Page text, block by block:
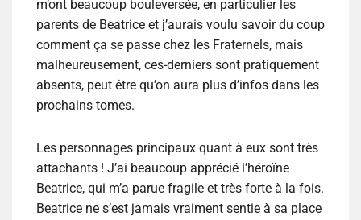
m’ont beaucoup bouleversée, en particulier les
parents de Beatrice et j’aurais voulu savoir du coup
comment ça se passe chez les Fraternels, mais
malheureusement, ces-derniers sont pratiquement
absents, peut être qu’on aura plus d’infos dans les
prochains tomes.
Les personnages principaux quant à eux sont très
attachants ! J’ai beaucoup apprécié l’héroïne
Beatrice, qui m’a parue fragile et très forte à la fois.
Beatrice ne s’est jamais vraiment sentie à sa place